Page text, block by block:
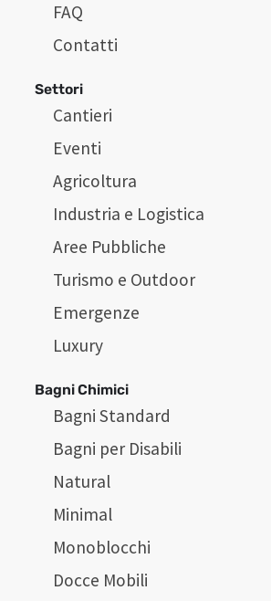
FAQ
Contatti
Settori
Cantieri
Eventi
Agricoltura
Industria e Logistica
Aree Pubbliche
Turismo e Outdoor
Emergenze
Luxury
Bagni Chimici
Bagni Standard
Bagni per Disabili
Natural
Minimal
Monoblocchi
Docce Mobili